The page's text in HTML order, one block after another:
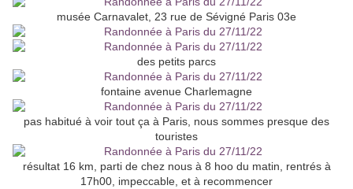
musée Carnavalet, 23 rue de Sévigné Paris 03e
des petits parcs
fontaine avenue Charlemagne
pas habitué à voir tout ça à Paris, nous sommes presque des
touristes
résultat 16 km, parti de chez nous à 8 hoo du matin, rentrés à
17h00, impeccable, et à recommencer